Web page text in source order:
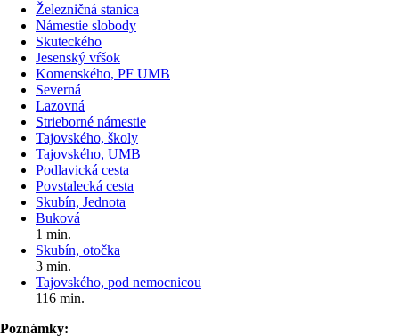
Železničná stanica
Námestie slobody
Skuteckého
Jesenský vŕšok
Komenského, PF UMB
Severná
Lazovná
Strieborné námestie
Tajovského, školy
Tajovského, UMB
Podlavická cesta
Povstalecká cesta
Skubín, Jednota
Buková
1 min.
Skubín, otočka
3 min.
Tajovského, pod nemocnicou
116 min.
Poznámky: